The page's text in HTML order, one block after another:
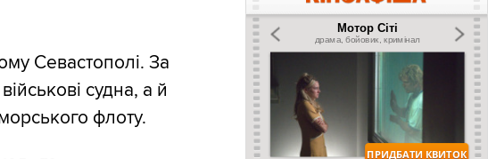
Севастополі. За
судна, а й
флоту.